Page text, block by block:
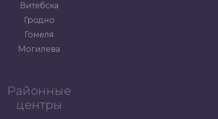
Витебска
Гродно
Гомеля
Могилева
Районные
центры